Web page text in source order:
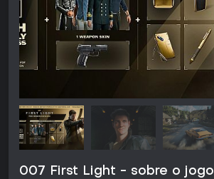
007 First Light - sobre o jogo